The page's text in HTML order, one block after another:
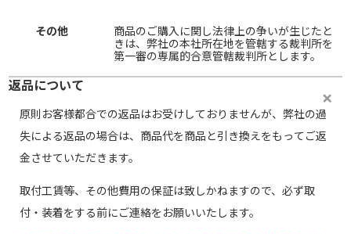
その他
商品のご購入に関し法律上の争いが生じたと
きは、弊社の本社所在地を管轄する裁判所を
第一審の専属的合意管轄裁判所とします。
返品について
原則お客様都合での返品はお受けしておりませんが、弊社の過
失による返品の場合は、商品代を商品と引き換えをもってご返
金させていただきます。
取付工賃等、その他費用の保証は致しかねますので、必ず取
付・装着をする前にご連絡をお願いいたします。